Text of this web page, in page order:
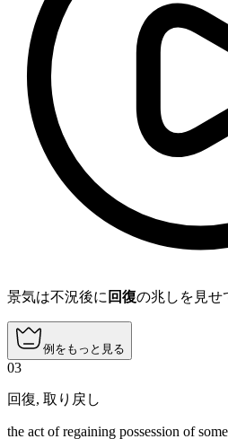
景気は不況後に 回復の兆しを見せ
例をもっと見る
03
回復, 取り戻し
the act of regaining possession of